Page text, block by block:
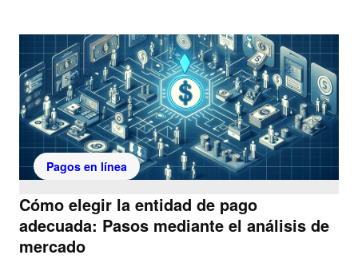
Pagos en línea
Cómo elegir la entidad de pago
adecuada: Pasos mediante el análisis de
mercado